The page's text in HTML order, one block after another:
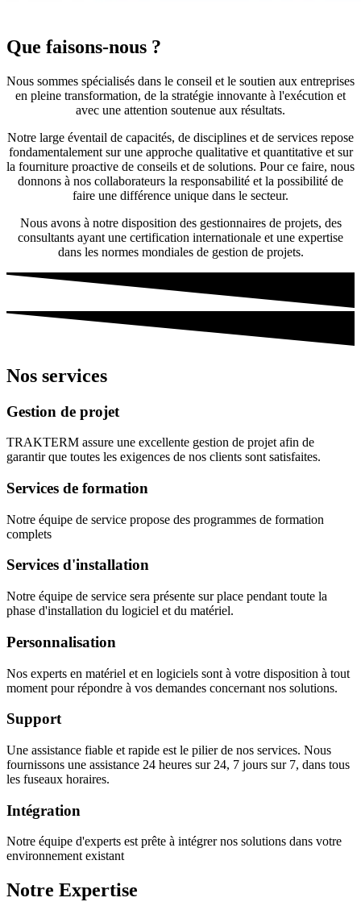
Que faisons-nous ?
Nous sommes spécialisés dans le conseil et le soutien aux entreprises
en pleine transformation, de la stratégie innovante à l'exécution et
avec une attention soutenue aux résultats.
Notre large éventail de capacités, de disciplines et de services repose
fondamentalement sur une approche qualitative et quantitative et sur
la fourniture proactive de conseils et de solutions. Pour ce faire, nous
donnons à nos collaborateurs la responsabilité et la possibilité de
faire une différence unique dans le secteur.
Nous avons à notre disposition des gestionnaires de projets, des
consultants ayant une certification internationale et une expertise
dans les normes mondiales de gestion de projets.
Nos services
Gestion de projet
TRAKTERM assure une excellente gestion de projet afin de
garantir que toutes les exigences de nos clients sont satisfaites.
Services de formation
Notre équipe de service propose des programmes de formation
complets
Services d'installation
Notre équipe de service sera présente sur place pendant toute la
phase d'installation du logiciel et du matériel.
Personnalisation
Nos experts en matériel et en logiciels sont à votre disposition à tout
moment pour répondre à vos demandes concernant nos solutions.
Support
Une assistance fiable et rapide est le pilier de nos services. Nous
fournissons une assistance 24 heures sur 24, 7 jours sur 7, dans tous
les fuseaux horaires.
Intégration
Notre équipe d'experts est prête à intégrer nos solutions dans votre
environnement existant
Notre Expertise